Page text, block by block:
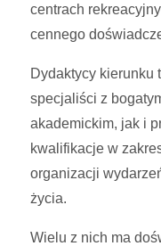
centrach
cennego
Dydaktycy kierunku
specjaliści z
akademickim, jak i
kwalifikacje w
organizacji
życia.
Wielu z nich ma